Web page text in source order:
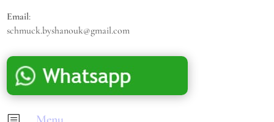
Email:
schmuck.byshanouk@gmail.com